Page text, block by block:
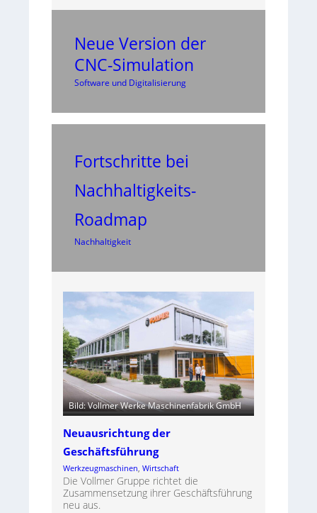
Neue Version der
CNC-Simulation
Software und Digitalisierung
Fortschritte bei
Nachhaltigkeits-
Roadmap
Nachhaltigkeit
Bild: Vollmer Werke Maschinenfabrik GmbH
Neuausrichtung der
Geschäftsführung
Werkzeugmaschinen, Wirtschaft
Die Vollmer Gruppe richtet die
Zusammensetzung ihrer Geschäftsführung
neu aus.